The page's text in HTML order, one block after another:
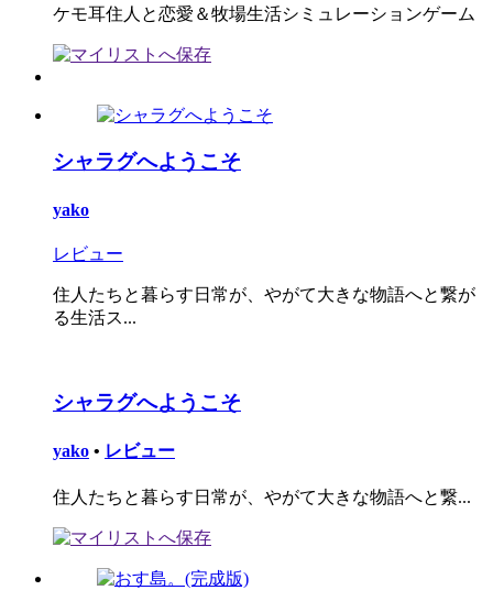
ケモ耳住人と恋愛＆牧場生活シミュレーションゲーム
シャラグへようこそ
yako
レビュー
住人たちと暮らす日常が、やがて大きな物語へと繋が
る生活ス...
シャラグへようこそ
yako • レビュー
住人たちと暮らす日常が、やがて大きな物語へと繋...